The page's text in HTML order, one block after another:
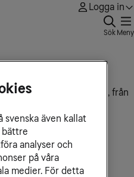
Logga in
Sök Meny
sms:a och surfa till, från
svenska även kallat
bättre
analyser och
på våra
medier. För detta